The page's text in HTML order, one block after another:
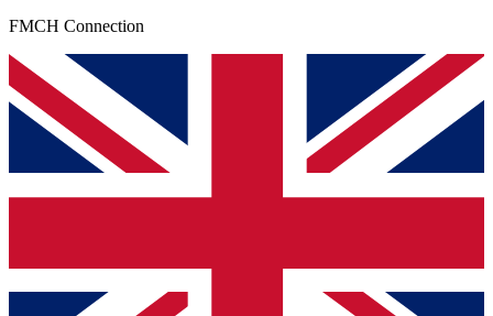
FMCH Connection